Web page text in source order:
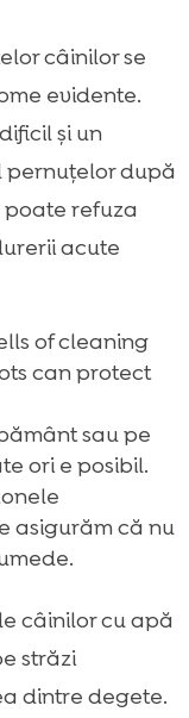
câinilor se
evidente.
și un
pernuțelor după
refuza
acute
of cleaning
can protect
sau pe
ori e posibil.
asigurăm că nu
câinilor cu apă
străzi
dintre degete.